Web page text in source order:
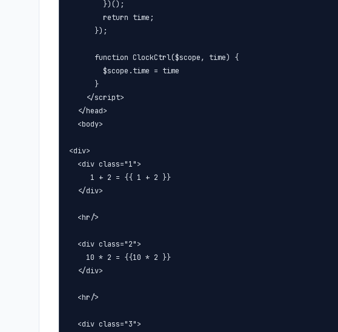
        })();
        return time;
      });
      function ClockCtrl($scope, time) {
        $scope.time = time
      }
    </script>
  </head>
  <body>
<div>
  <div class="1">
     1 + 2 = {{ 1 + 2 }}
  </div>
  <hr/>
  <div class="2">
    10 * 2 = {{10 * 2 }}
  </div>
  <hr/>
  <div class="3">